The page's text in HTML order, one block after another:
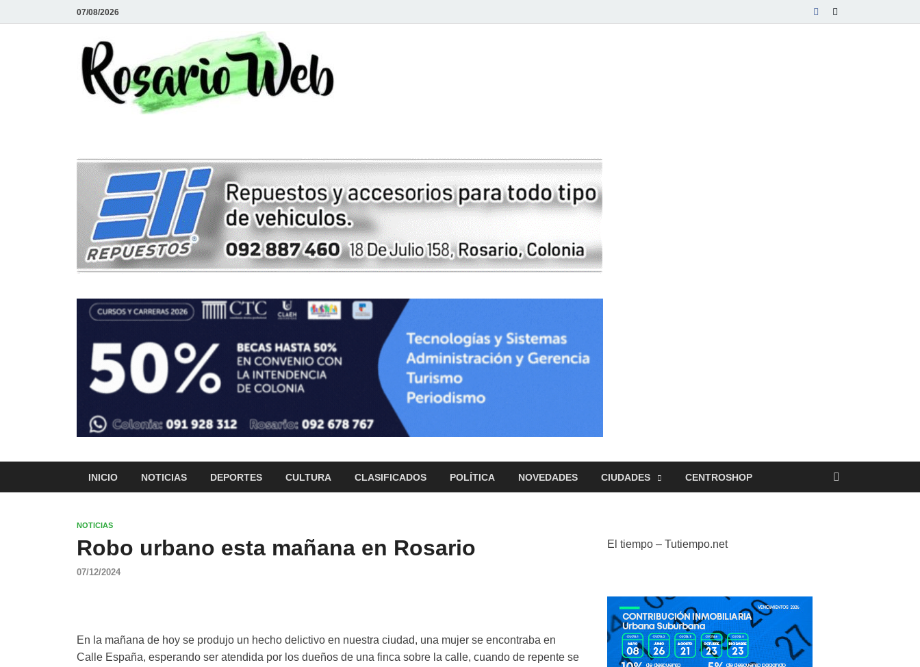
07/08/2026
INICIO NOTICIAS DEPORTES CULTURA CLASIFICADOS POLÍTICA NOVEDADES CIUDADES CENTROSHOP
NOTICIAS
Robo urbano esta mañana en Rosario
07/12/2024
En la mañana de hoy se produjo un hecho delictivo en nuestra ciudad, una mujer se encontraba en
Calle España, esperando ser atendida por los dueños de una finca sobre la calle, cuando de repente se
El tiempo – Tutiempo.net